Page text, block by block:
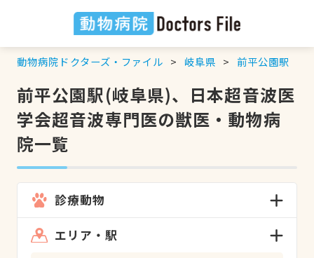
動物病院ドクターズ・ファイル 岐阜県 前平公園駅
前平公園駅(岐阜県)、日本超音波医
学会超音波専門医の獣医・動物病
院一覧
診療動物
エリア・駅